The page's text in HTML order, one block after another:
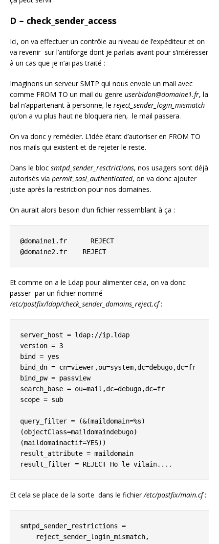
D – check_sender_access
Ici, on va effectuer un contrôle au niveau de l’expéditeur et on
va revenir sur l’antiforge dont je parlais avant pour s’intéresser
à un cas que je n’ai pas traité :
Imaginons un serveur SMTP qui nous envoie un mail avec
comme FROM TO un mail du genre userbidon@domaine1.fr, la
bal n’appartenant à personne, le reject_sender_login_mismatch
qu’on a vu plus haut ne bloquera rien, le mail passera.
On va donc y remédier. L’idée étant d’autoriser en FROM TO
nos mails qui existent et de rejeter le reste.
Dans le bloc smtpd_sender_resctrictions, nos usagers sont déjà
autorisés via permit_sasl_authenticated, on va donc ajouter
juste après la restriction pour nos domaines.
On aurait alors besoin d’un fichier ressemblant à ça :
@domaine1.fr      REJECT
@domaine2.fr    REJECT
Et comme on a le Ldap pour alimenter cela, on va donc
passer par un fichier nommé
/etc/postfix/ldap/check_sender_domains_reject.cf:
server_host = ldap://ip.ldap
version = 3
bind = yes
bind_dn = cn=viewer,ou=system,dc=debugo,dc=fr
bind_pw = passview
search_base = ou=mail,dc=debugo,dc=fr
scope = sub
query_filter = (&(maildomain=%s)
(objectClass=maildomaindebugo)
(maildomainactif=YES))
result_attribute = maildomain
result_filter = REJECT Ho le vilain....
Et cela se place de la sorte dans le fichier/etc/postfix/main.cf:
smtpd_sender_restrictions =